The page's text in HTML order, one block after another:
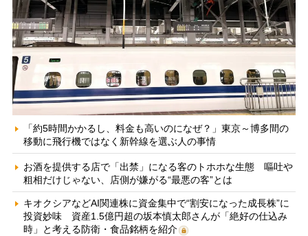
「約5時間かかるし、料金も高いのになぜ？」東京～博多間の
移動に飛行機ではなく新幹線を選ぶ人の事情
お酒を提供する店で「出禁」になる客のトホホな生態 嘔吐や
粗相だけじゃない、店側が嫌がる“最悪の客”とは
キオクシアなどAI関連株に資金集中で“割安になった成長株”に
投資妙味 資産1.5億円超の坂本慎太郎さんが「絶好の仕込み
時」と考える防衛・食品銘柄を紹介